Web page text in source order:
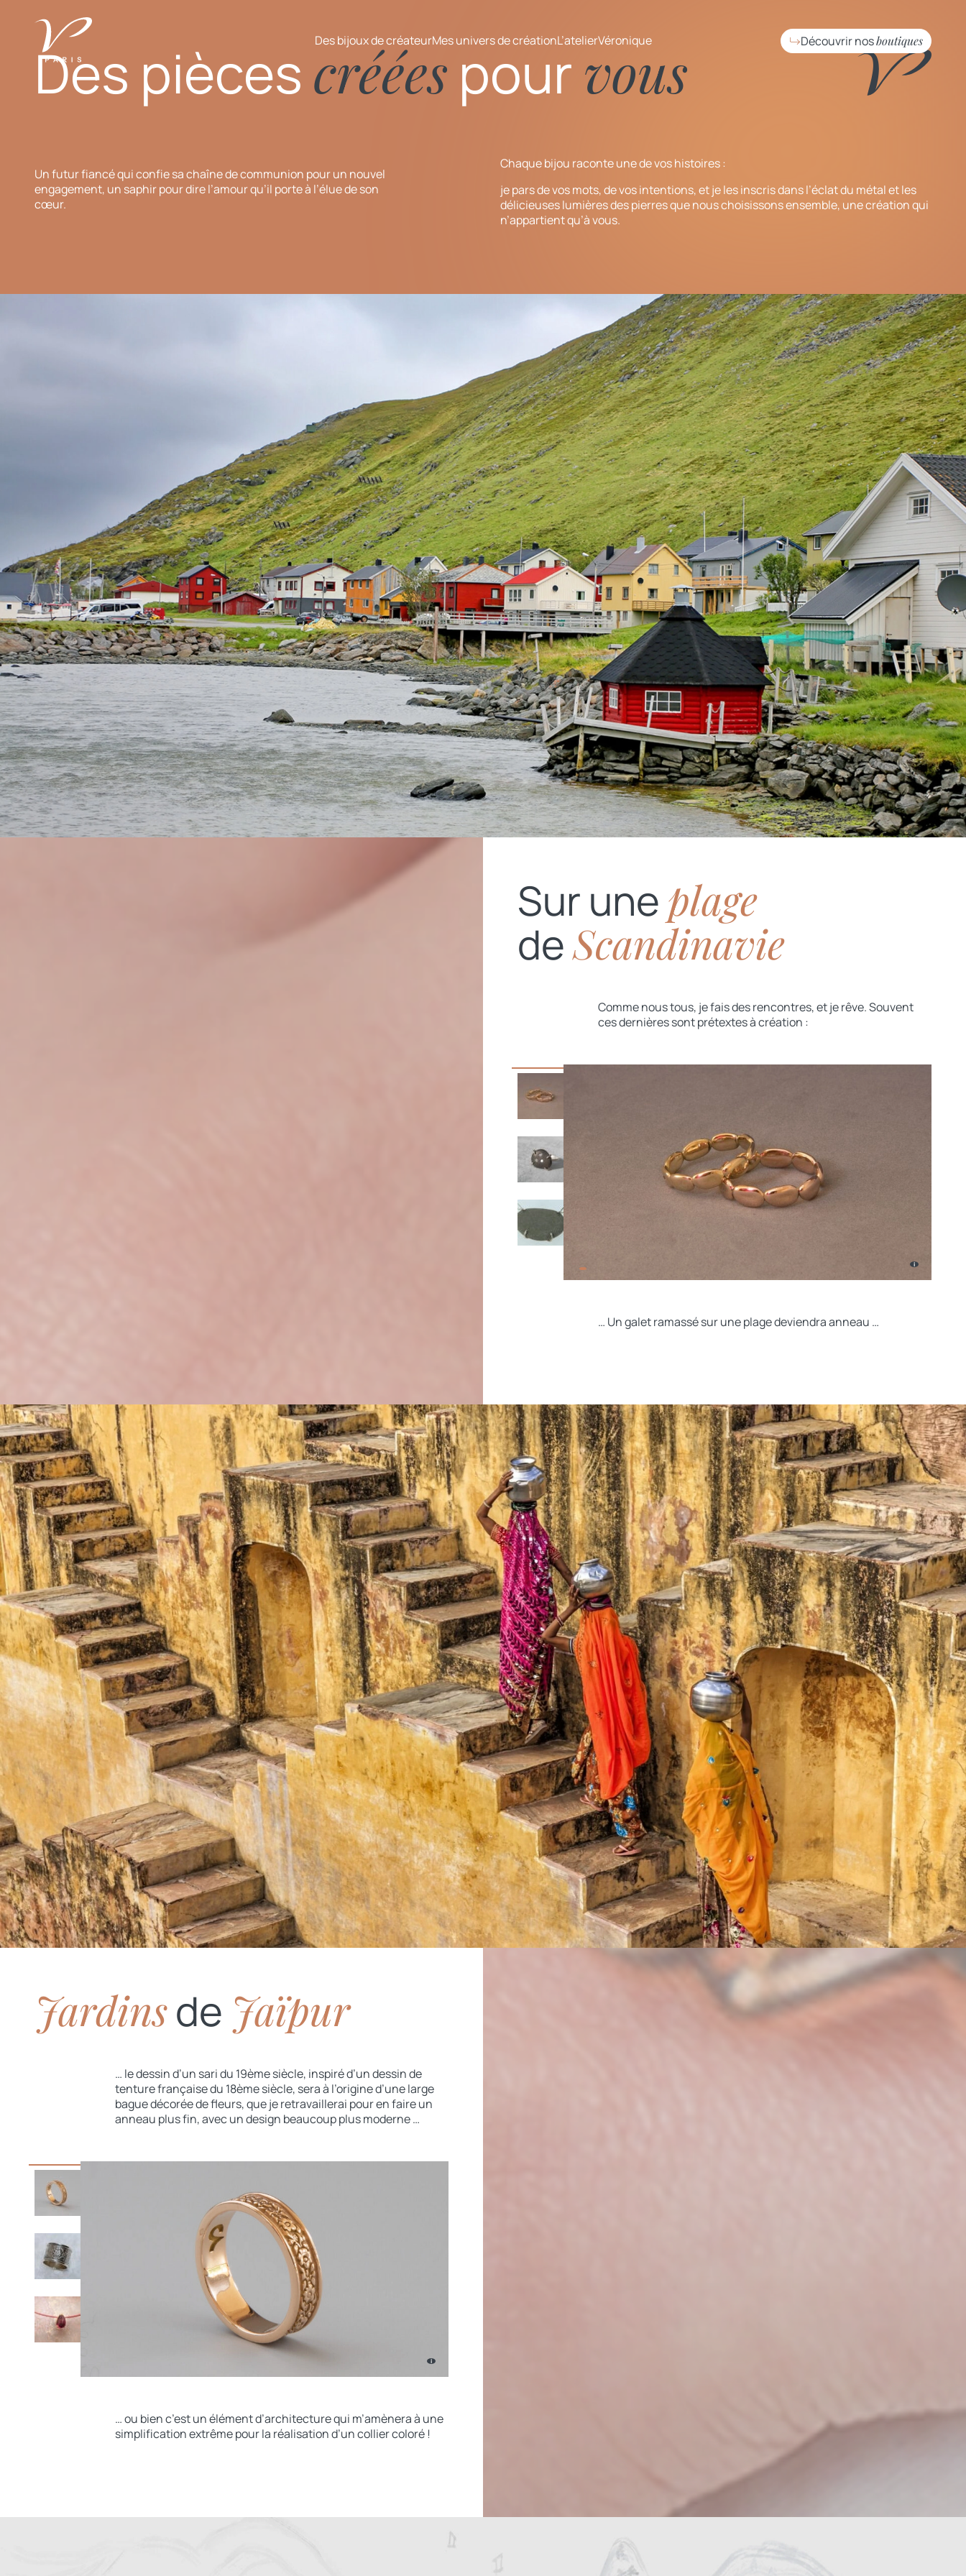
Des bijoux de créateurMes univers de créationL’atelierVéronique Découvrir nosboutiques
Des piècescréées pourvous
Un futur fiancé qui confie sa chaîne de communion pour un nouvel
engagement, un saphir pour dire l’amour qu’il porte à l’élue de son
cœur.
Chaque bijou raconte une de vos histoires :
je pars de vos mots, de vos intentions, et je les inscris dans l’éclat du métal et les
délicieuses lumières des pierres que nous choisissons ensemble, une création qui
n’appartient qu’à vous.
Sur uneplage
deScandinavie
Comme nous tous, je fais des rencontres, et je rêve. Souvent
ces dernières sont prétextes à création :
iiiii
… Un galet ramassé sur une plage deviendra anneau …
Jardinsde Jaïpur
… le dessin d’un sari du 19ème siècle, inspiré d’un dessin de
tenture française du 18ème siècle, sera à l’origine d’une large
bague décorée de fleurs, que je retravaillerai pour en faire un
anneau plus fin, avec un design beaucoup plus moderne …
iii
… ou bien c’est un élément d’architecture qui m’amènera à une
simplification extrême pour la réalisation d’un collier coloré !